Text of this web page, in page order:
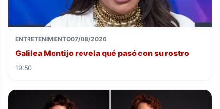
ENTRETENIMIENTO07/08/2026
Galilea Montijo revela qué pasó con su rostro
19:50